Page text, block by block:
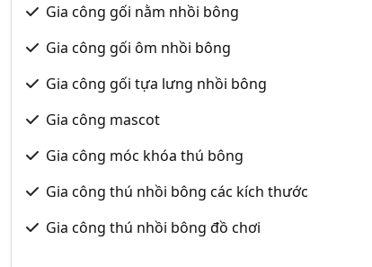
Gia công gối nằm nhồi bông
Gia công gối ôm nhồi bông
Gia công gối tựa lưng nhồi bông
Gia công mascot
Gia công móc khóa thú bông
Gia công thú nhồi bông các kích thước
Gia công thú nhồi bông đồ chơi